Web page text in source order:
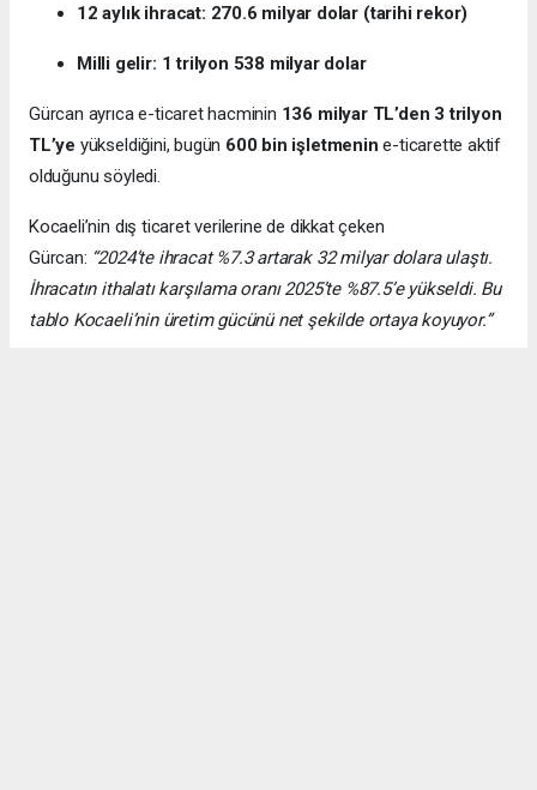
12 aylık ihracat: 270.6 milyar dolar (tarihi rekor)
Milli gelir: 1 trilyon 538 milyar dolar
Gürcan ayrıca e-ticaret hacminin 136 milyar TL’den 3 trilyon
TL’ye yükseldiğini, bugün 600 bin işletmenin e-ticarette aktif
olduğunu söyledi.
Kocaeli’nin dış ticaret verilerine de dikkat çeken
Gürcan: “2024’te ihracat %7.3 artarak 32 milyar dolara ulaştı.
İhracatın ithalatı karşılama oranı 2025’te %87.5’e yükseldi. Bu
tablo Kocaeli’nin üretim gücünü net şekilde ortaya koyuyor.”